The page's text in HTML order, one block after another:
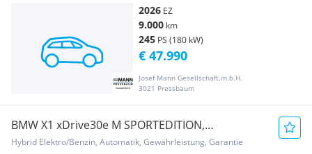
2026 EZ
9.000 km
245 PS (180 kW)
Josef Mann Gesellschaft.m.b.H.
3021 Pressbaum
€ 47.990
BMW X1 xDrive30e M SPORTEDITION,
PREMIUMPAKET
Hybrid Elektro/Benzin, Automatik, Gewährleistung, Garantie